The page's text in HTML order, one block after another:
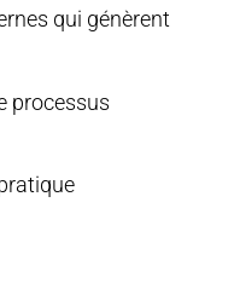
qui génèrent
processus